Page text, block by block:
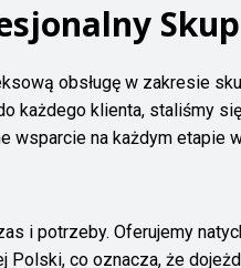
obsługę w zakresie
każdego klienta, staliśmy
wsparcie na każdym etapie
i potrzeby. Oferujemy
Polski, co oznacza, że